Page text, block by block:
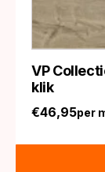
VP
klik
€46,95per